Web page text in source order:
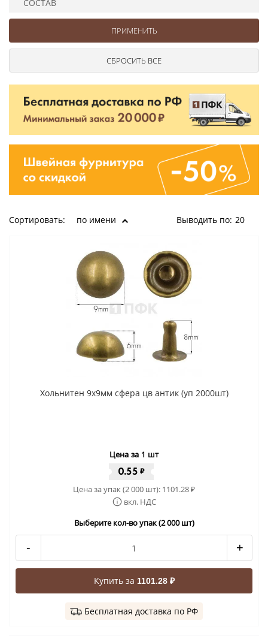
СОСТАВ
Сортировать: по имени Выводить по: 20
Хольнитен 9x9мм сфера цв антик (уп 2000шт)
Цена за 1 шт
0.55 ₽
Цена за упак (2 000 шт): 1101.28₽
вкл. НДС
Выберите кол-во упак (2 000 шт)
- +
Купить за 1101.28 ₽
Бесплатная доставка по РФ
Ушковые
Шторные
Цепочки шарики с замком
Ткани
Шнуры